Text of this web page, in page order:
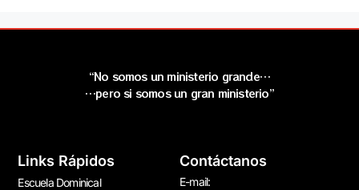
“No somos un ministerio grande…
…pero si somos un gran ministerio”
Links Rápidos
Escuela Dominical
Contáctanos
E-mail: